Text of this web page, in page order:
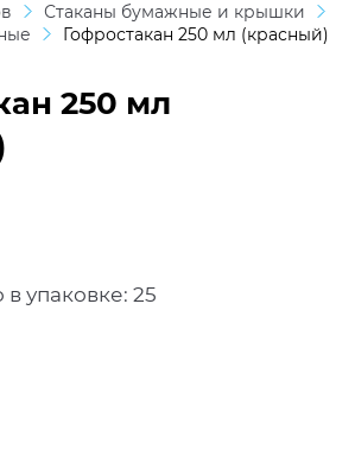
Стаканы бумажные и крышки
Гофростакан 250 мл (красный)
250 мл
в упаковке: 25